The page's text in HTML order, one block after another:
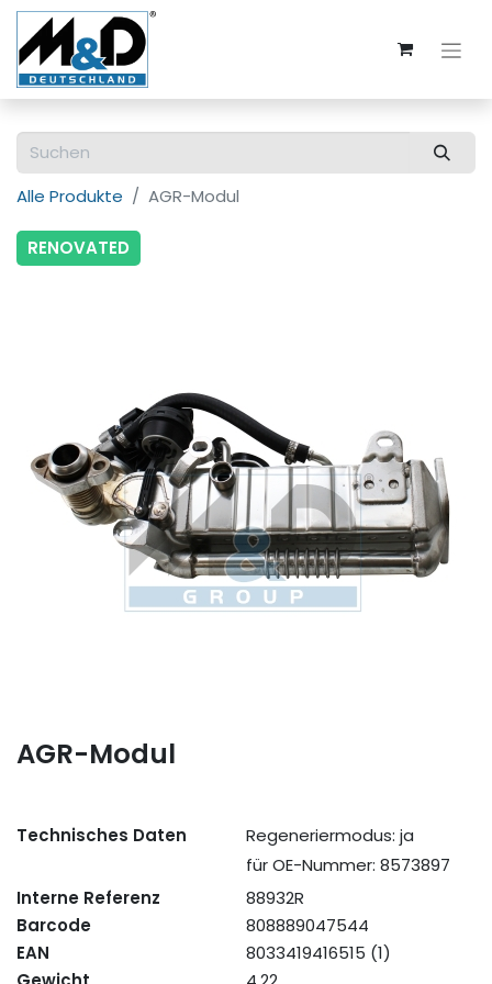
Alle Produkte AGR-Modul
RENOVATED
AGR-Modul
Technisches Daten
Regeneriermodus: ja
für OE-Nummer: 8573897
Interne Referenz
88932R
Barcode
808889047544
EAN
8033419416515 (1)